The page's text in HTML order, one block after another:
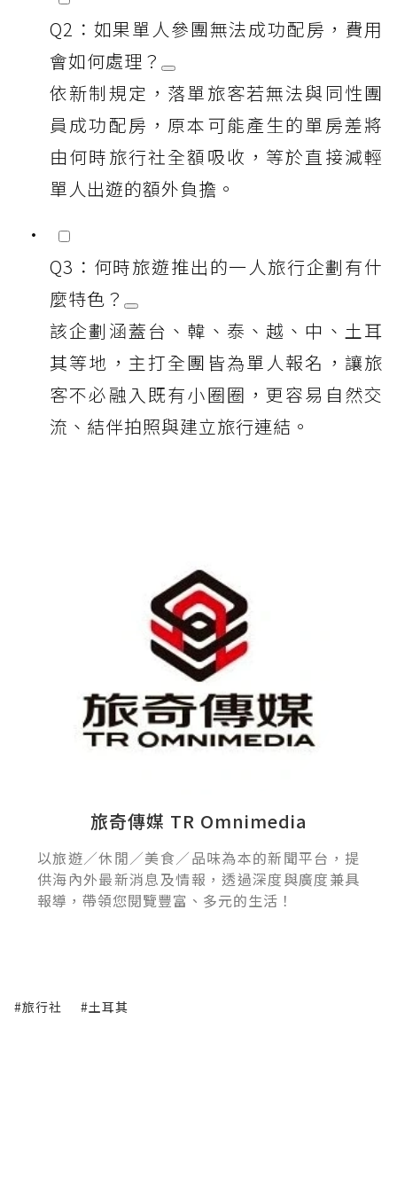
Q2：如果單人參團無法成功配房，費用
會如何處理？
依新制規定，落單旅客若無法與同性團
員成功配房，原本可能產生的單房差將
由何時旅行社全額吸收，等於直接減輕
單人出遊的額外負擔。
Q3：何時旅遊推出的一人旅行企劃有什
麼特色？
該企劃涵蓋台、韓、泰、越、中、土耳
其等地，主打全團皆為單人報名，讓旅
客不必融入既有小圈圈，更容易自然交
流、結伴拍照與建立旅行連結。
旅奇傳媒 TR Omnimedia
以旅遊／休閒／美食／品味為本的新聞平台，提
供海內外最新消息及情報，透過深度與廣度兼具
報導，帶領您閱覽豐富、多元的生活！
#旅行社 #土耳其